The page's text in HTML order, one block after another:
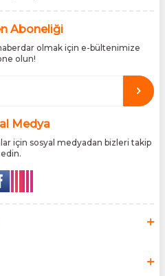
Türkiye’de Cantu, Wilkinson
markaların tüm ürünlerini ithal
orijinallik belgeleri ve
ürünlerin en güvenilir şekilde
Amacımız, dünya
hitap eden bu markaları,
ve orijinal bir şekilde
Aboneliği
olmak için e-bültenimize
olun!
Medya
için sosyal medyadan bizleri takip
edin.